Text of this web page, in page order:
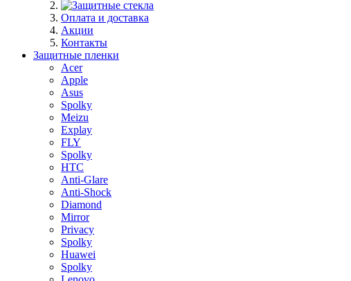
Оплата и доставка
Акции
Контакты
Защитные пленки
Acer
Apple
Asus
Spolky
Meizu
Explay
FLY
Spolky
HTC
Anti-Glare
Anti-Shock
Diamond
Mirror
Privacy
Spolky
Huawei
Spolky